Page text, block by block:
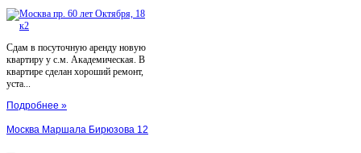
Сдам в посуточную аренду новую
квартиру у с.м. Академическая. В
квартире сделан хороший ремонт,
уста...
Подробнее »
Москва Маршала Бирюзова 12